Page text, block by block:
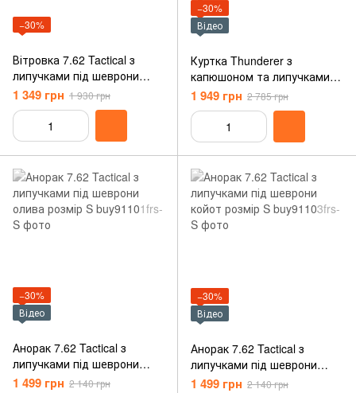
−30%
Вітровка 7.62 Tactical з
липучками під шеврони
койот розмір M
1 349 грн 1 930 грн
−30%
Відео
Куртка Thunderer з
капюшоном та липучками
під шеврони мультикам
розмір S
1 949 грн 2 785 грн
−30%
Відео
Анорак 7.62 Tactical з
липучками під шеврони
олива розмір S
1 499 грн 2 140 грн
−30%
Відео
Анорак 7.62 Tactical з
липучками під шеврони
койот розмір S
1 499 грн 2 140 грн